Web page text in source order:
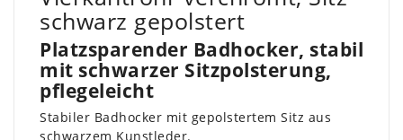
schwarz gepolstert
Platzsparender Badhocker, stabil
mit schwarzer Sitzpolsterung,
pflegeleicht
Stabiler Badhocker mit gepolstertem Sitz aus
schwarzem Kunstleder.